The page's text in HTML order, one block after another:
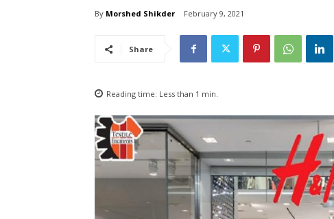
By Morshed Shikder February 9, 2021
Share
Reading time: Less than 1 min.